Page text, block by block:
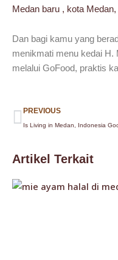
Medan baru , kota
Dan bagi kamu yang
menikmati menu kedai H.
melalui GoFood, praktis
Prev
PREVIOUS
Artikel Terkait